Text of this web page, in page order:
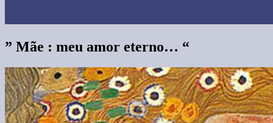
” Mãe : meu amor eterno… “